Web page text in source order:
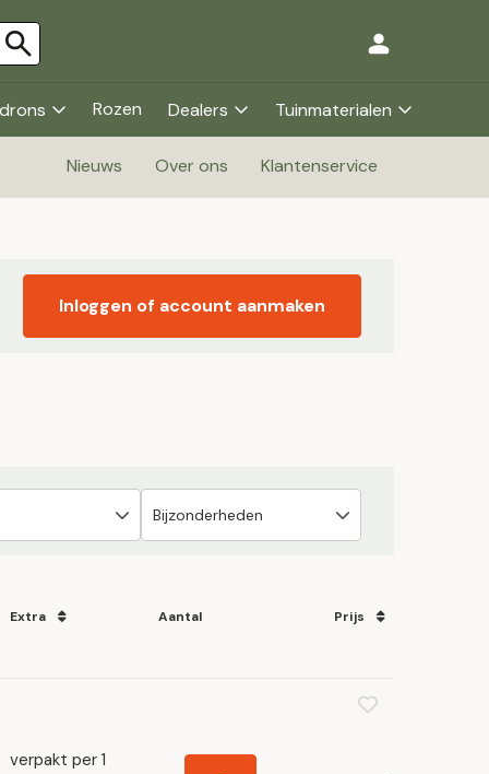
Rozen Dealers Tuinmaterialen
Nieuws Over ons Klantenservice
Inloggen of account aanmaken
Extra Aantal Prijs
verpakt per 1